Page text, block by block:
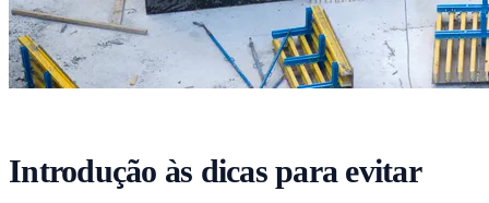
Introdução às dicas para evitar